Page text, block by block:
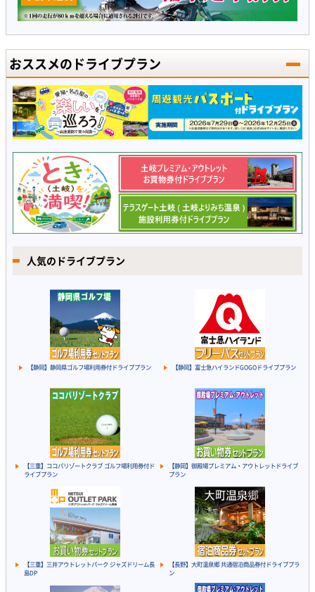
おススメのドライブプラン
人気のドライブプラン
【静岡】静岡県ゴルフ場利用券付ドライブプラン 【静岡】富士急ハイランドGOGOドライブプラン
【三重】ココパリゾートクラブ ゴルフ場利用券付ド
ライブプラン
【静岡】御殿場プレミアム・アウトレットドライブ
プラン
【三重】三井アウトレットパーク ジャズドリーム長
島DP
【長野】大町温泉郷 共通宿泊商品券付ドライブプラ
ン